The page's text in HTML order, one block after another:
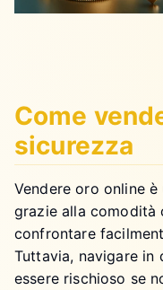
Come
sicurezza
Vendere oro online è
grazie alla comodità
confrontare
Tuttavia, navigare in
essere rischioso se